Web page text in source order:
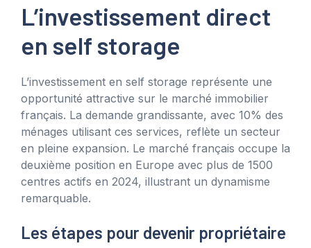
L’investissement direct
en self storage
L’investissement en self storage représente une
opportunité attractive sur le marché immobilier
français. La demande grandissante, avec 10% des
ménages utilisant ces services, reflète un secteur
en pleine expansion. Le marché français occupe la
deuxième position en Europe avec plus de 1500
centres actifs en 2024, illustrant un dynamisme
remarquable.
Les étapes pour devenir propriétaire